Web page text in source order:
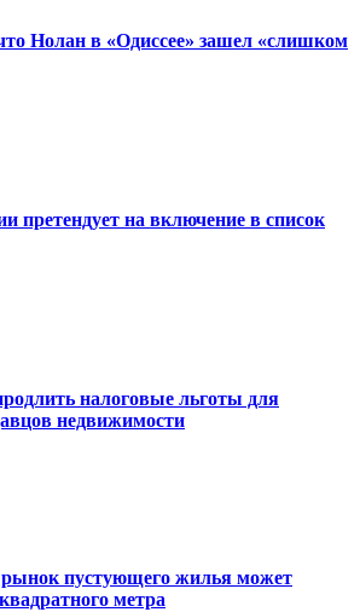
Нолан в «Одиссее» зашел «слишком
претендует на включение в список
налоговые льготы для
недвижимости
пустующего жилья может
метра